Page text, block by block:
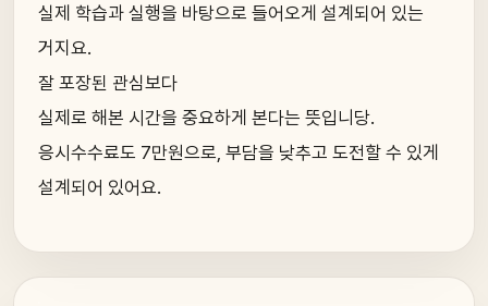
실제 학습과 실행을 바탕으로 들어오게 설계되어 있는
거지요.
잘 포장된 관심보다
실제로 해본 시간을 중요하게 본다는 뜻입니당.
응시수수료도 7만원으로, 부담을 낮추고 도전할 수 있게
설계되어 있어요.